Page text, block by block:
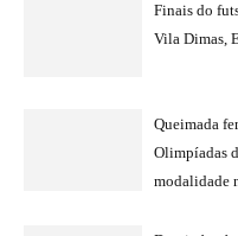
Finais do
Vila Dimas,
Queimada
Olimpíadas
modalidade